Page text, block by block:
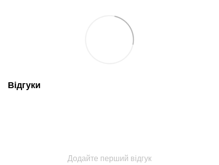
Відгуки
Додайте перший відгук